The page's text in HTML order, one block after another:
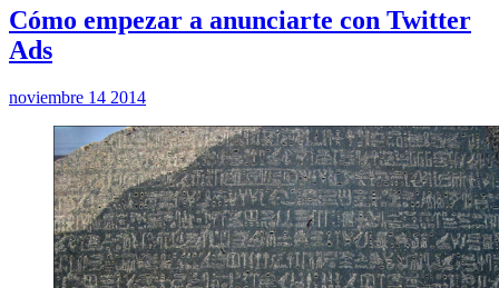
Cómo empezar a anunciarte con Twitter
Ads
noviembre 14 2014